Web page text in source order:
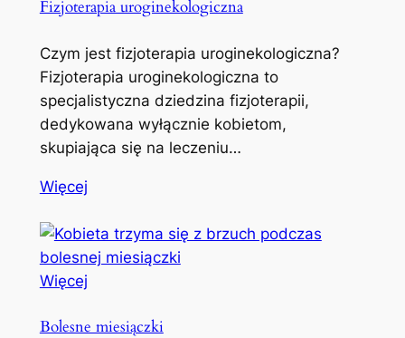
Fizjoterapia uroginekologiczna
Czym jest fizjoterapia uroginekologiczna?
Fizjoterapia uroginekologiczna to
specjalistyczna dziedzina fizjoterapii,
dedykowana wyłącznie kobietom,
skupiająca się na leczeniu…
Więcej
Więcej
Bolesne miesiączki